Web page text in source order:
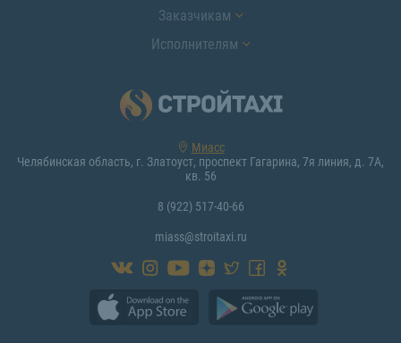
Заказчикам
Исполнителям
Миасс
Челябинская область, г. Златоуст, проспект Гагарина, 7я линия, д. 7А,
кв. 56
8 (922) 517-40-66
miass@stroitaxi.ru